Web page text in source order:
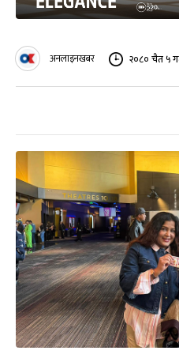
अनलाइनखबर २०८० चैत ५